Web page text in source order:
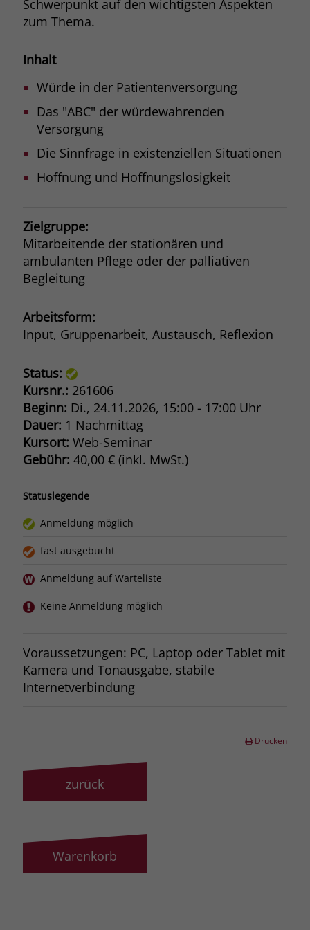
Schwerpunkt auf den wichtigsten Aspekten
zum Thema.
Inhalt
Würde in der Patientenversorgung
Das "ABC" der würdewahrenden
Versorgung
Die Sinnfrage in existenziellen Situationen
Hoffnung und Hoffnungslosigkeit
Zielgruppe:
Mitarbeitende der stationären und
ambulanten Pflege oder der palliativen
Begleitung
Arbeitsform:
Input, Gruppenarbeit, Austausch, Reflexion
Status:
Kursnr.: 261606
Beginn: Di., 24.11.2026, 15:00 - 17:00 Uhr
Dauer: 1 Nachmittag
Kursort: Web-Seminar
Gebühr: 40,00 € (inkl. MwSt.)
Statuslegende
Anmeldung möglich
fast ausgebucht
Anmeldung auf Warteliste
Keine Anmeldung möglich
Voraussetzungen: PC, Laptop oder Tablet mit
Kamera und Tonausgabe, stabile
Internetverbindung
Drucken
zurück
Warenkorb
Anbieter
Laufzeit Session
Zweck
allen Seitenanfragen bei.
Browsers und die Einstellungen
werden, mit derselben
Benutzerkennung verknüpft werden.
Name _clsk
Anbieter www.clarity.ms
Zweck
Microsoft Clarity setzt dieses Cookie,
um die Seitenaufrufe eines Benutzers
zu speichern und in einer einzigen